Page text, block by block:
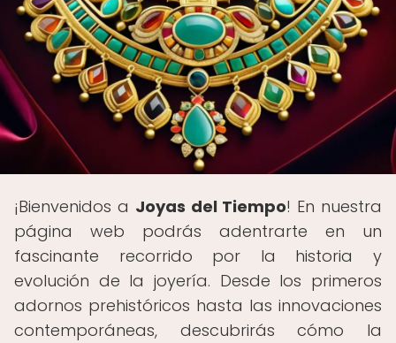
¡Bienvenidos a Joyas del Tiempo! En nuestra
página web podrás adentrarte en un
fascinante recorrido por la historia y
evolución de la joyería. Desde los primeros
adornos prehistóricos hasta las innovaciones
contemporáneas, descubrirás cómo la